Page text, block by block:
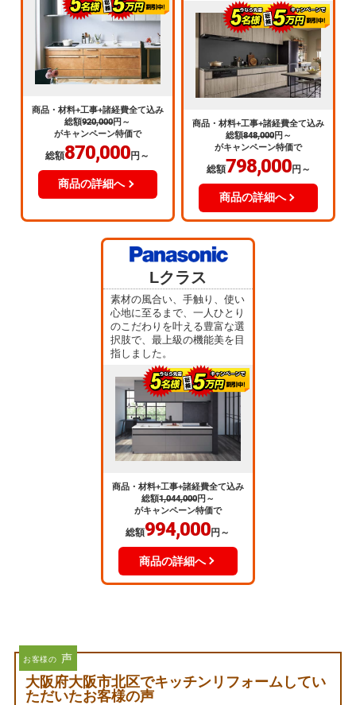
商品・材料+工事+諸経費全て込み
総額920,000円～
がキャンペーン特価で
総額870,000円～
商品の詳細へ
商品・材料+工事+諸経費全て込み
総額848,000円～
がキャンペーン特価で
総額798,000円～
商品の詳細へ
Lクラス
素材の風合い、手触り、使い
心地に至るまで、一人ひとり
のこだわりを叶える豊富な選
択肢で、最上級の機能美を目
指しました。
商品・材料+工事+諸経費全て込み
総額1,044,000円～
がキャンペーン特価で
総額994,000円～
商品の詳細へ
お客様の 声
大阪府大阪市北区でキッチンリフォームしてい
ただいたお客様の声